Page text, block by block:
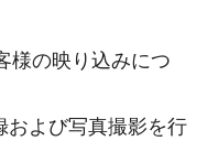
様の映り込みにつ
および写真撮影を行